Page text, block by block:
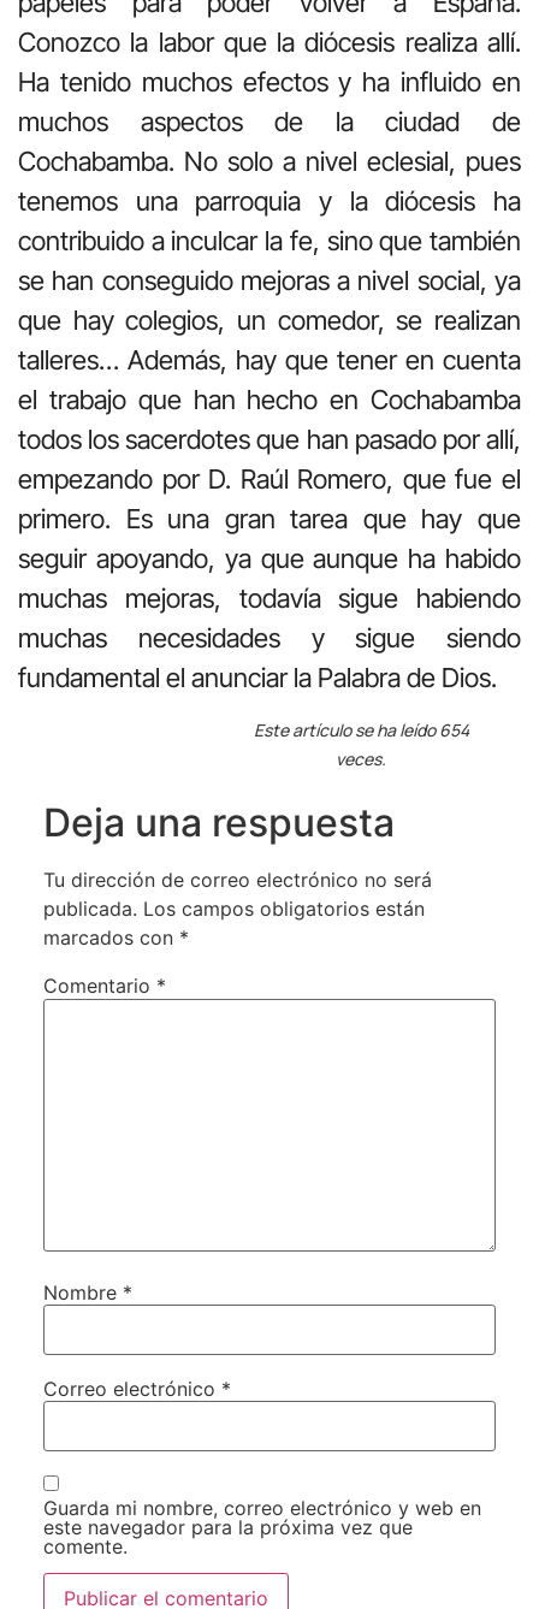
Conozco la labor que la diócesis realiza allí.
Ha tenido muchos efectos y ha influido en
muchos aspectos de la ciudad de
Cochabamba. No solo a nivel eclesial, pues
tenemos una parroquia y la diócesis ha
contribuido a inculcar la fe, sino que también
se han conseguido mejoras a nivel social, ya
que hay colegios, un comedor, se realizan
talleres… Además, hay que tener en cuenta
el trabajo que han hecho en Cochabamba
todos los sacerdotes que han pasado por allí,
empezando por D. Raúl Romero, que fue el
primero. Es una gran tarea que hay que
seguir apoyando, ya que aunque ha habido
muchas mejoras, todavía sigue habiendo
muchas necesidades y sigue siendo
fundamental el anunciar la Palabra de Dios.
Este artículo se ha leído 654
veces.
Deja una respuesta
Tu dirección de correo electrónico no será
publicada. Los campos obligatorios están
marcados con *
Comentario *
Nombre *
Correo electrónico *
Guarda mi nombre, correo electrónico y web en
este navegador para la próxima vez que
comente.